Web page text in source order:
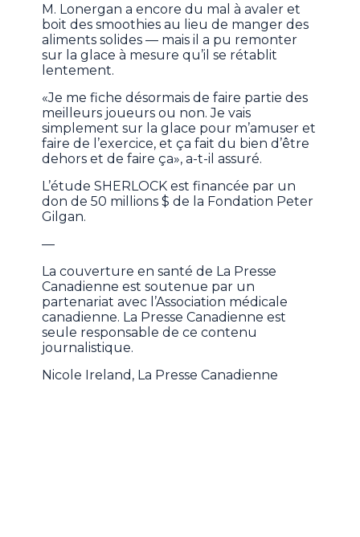
M. Lonergan a encore du mal à avaler et
boit des smoothies au lieu de manger des
aliments solides — mais il a pu remonter
sur la glace à mesure qu’il se rétablit
lentement.
«Je me fiche désormais de faire partie des
meilleurs joueurs ou non. Je vais
simplement sur la glace pour m’amuser et
faire de l’exercice, et ça fait du bien d’être
dehors et de faire ça», a-t-il assuré.
L’étude SHERLOCK est financée par un
don de 50 millions $ de la Fondation Peter
Gilgan.
—
La couverture en santé de La Presse
Canadienne est soutenue par un
partenariat avec l’Association médicale
canadienne. La Presse Canadienne est
seule responsable de ce contenu
journalistique.
Nicole Ireland, La Presse Canadienne